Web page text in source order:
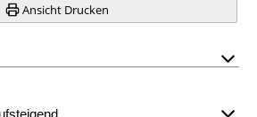
Ansicht Drucken